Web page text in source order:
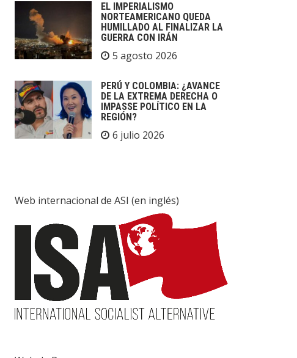
EL IMPERIALISMO
NORTEAMERICANO QUEDA
HUMILLADO AL FINALIZAR LA
GUERRA CON IRÁN
5 agosto 2026
PERÚ Y COLOMBIA: ¿AVANCE
DE LA EXTREMA DERECHA O
IMPASSE POLÍTICO EN LA
REGIÓN?
6 julio 2026
Web internacional de ASI (en inglés)